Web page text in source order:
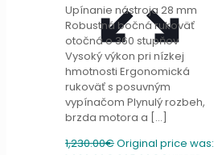
Upínanie nástroja 28 mm
Robustná bočná rukoväť
otočná o 360 stupňov
Vysoký výkon pri nízkej
hmotnosti Ergonomická
rukoväť s posuvným
vypínačom Plynulý rozbeh,
brzda motora a […]
1,230.00€Original price was: